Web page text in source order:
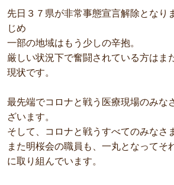
先日３７県が非常事態宣言解除となり
じめ
一部の地域はもう少しの辛抱。
厳しい状況下で奮闘されている方はま
現状です。
最先端でコロナと戦う医療現場のみな
ざいます。
そして、コロナと戦うすべてのみなさ
また明桜会の職員も、一丸となってそ
に取り組んでいます。